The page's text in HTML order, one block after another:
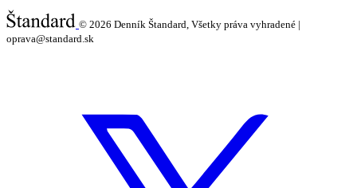
© 2026 Denník Štandard, Všetky práva vyhradené |
oprava@standard.sk